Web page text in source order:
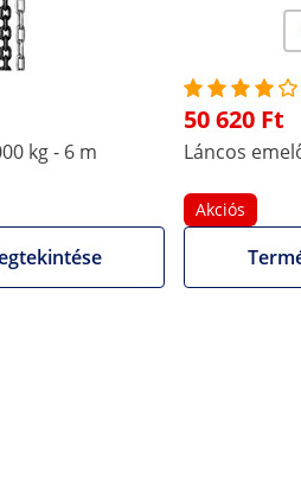
fémlemez
1/8
230 mm
210
kg - 6 m
50 620 Ft
Láncos
Akciós